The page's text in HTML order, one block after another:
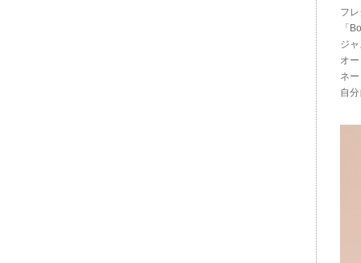
フ
「
ジ
オ
ネ
自